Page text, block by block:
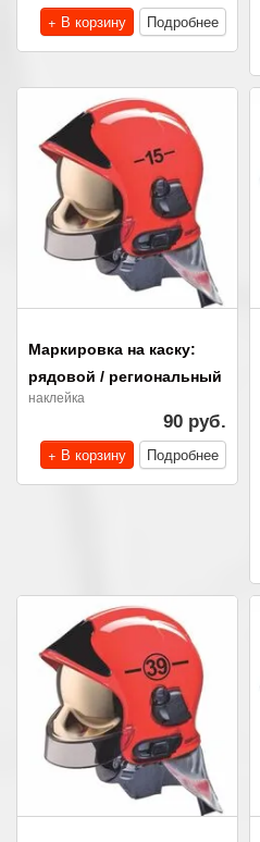
+ В корзину
Подробнее
Маркировка на каску:
рядовой / региональный
наклейка
90 руб.
+ В корзину
Подробнее